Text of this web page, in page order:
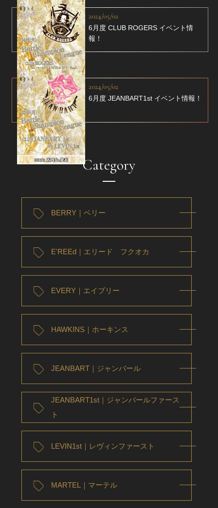
2024/05/02
6月度 CLUB ROGERS イベント情
報！
2024/05/02
6月度 JEANBART1st イベント情報！
Category
BERRY｜ベリー
E'REEd｜エリード フクオカ
EVERY｜エイブリー
HAWKINS｜ホーキンス
JEANBART｜ジャンバール
JEANBART1st｜ジャンバールファース
ト
LEVIN1st｜レヴィンファースト
MARTEL｜マーテル